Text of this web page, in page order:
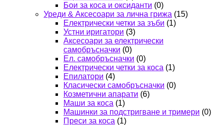
Бои за коса и оксиданти (0)
Уреди & Аксесоари за лична грижа (15)
Електрически четки за зъби (1)
Устни иригатори (3)
Аксесоари за електрически
самобръсначки (0)
Ел. самобръсначки (0)
Електрически четки за коса (1)
Епилатори (4)
Класически самобръсначки (0)
Козметични апарати (6)
Маши за коса (1)
Машинки за подстригване и тримери (0)
Преси за коса (1)